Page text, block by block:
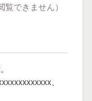
できません）
、